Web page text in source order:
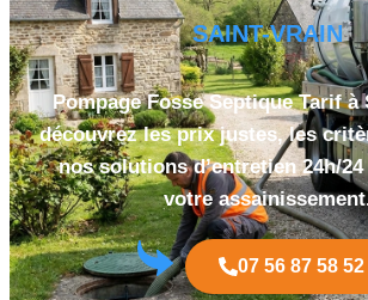
SAINT-VRAIN
Pompage Fosse Septique Tarif à
découvrez les prix justes, les
nos solutions d’entretien 24h/
votre
07 56 87 58 52